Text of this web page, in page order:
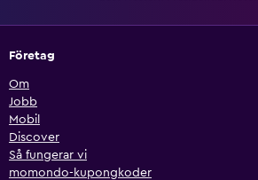
Företag
Om
Jobb
Mobil
Discover
Så fungerar vi
momondo-kupongkoder